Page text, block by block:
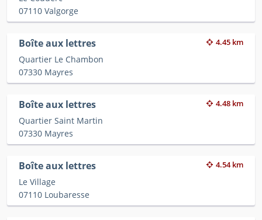
07110 Valgorge
Boîte aux lettres 4.45 km
Quartier Le Chambon
07330 Mayres
Boîte aux lettres 4.48 km
Quartier Saint Martin
07330 Mayres
Boîte aux lettres 4.54 km
Le Village
07110 Loubaresse